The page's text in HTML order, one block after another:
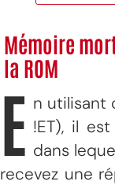
Mémoire
la ROM
E n utilisant
!ET), il
dans
recevez une